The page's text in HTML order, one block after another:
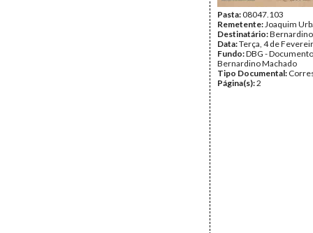
Pasta:08047.103
Remetente:Joaquim
Destinatário:
Data:Terça, 4 de
Fundo:DBG -
Bernardino Machado
Tipo Documental:
Página(s):2